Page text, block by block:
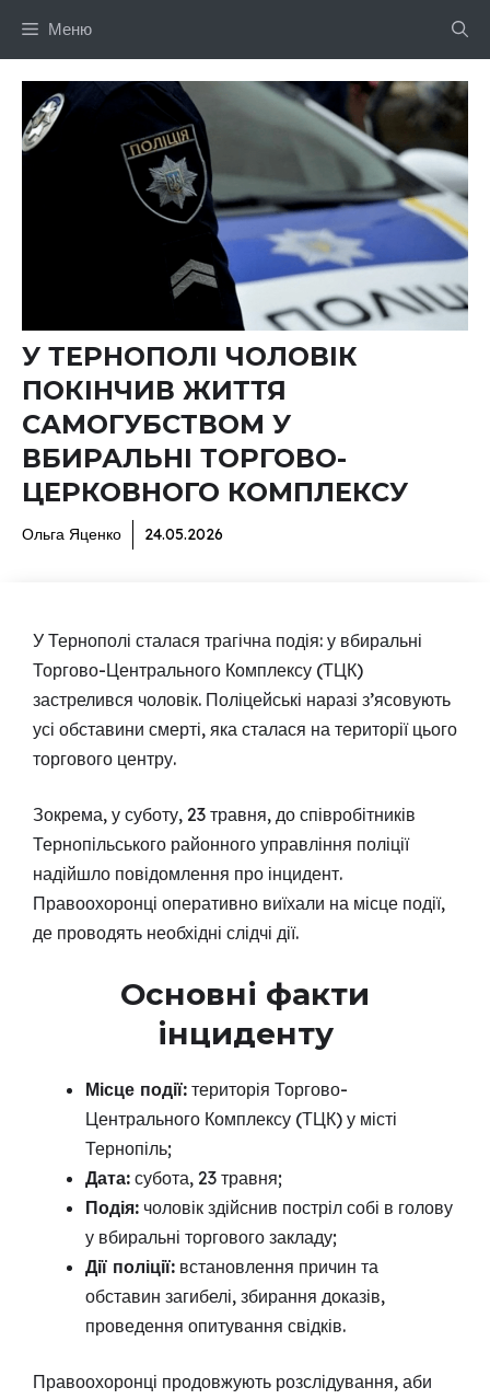
Меню
У ТЕРНОПОЛІ ЧОЛОВІК
ПОКІНЧИВ ЖИТТЯ
САМОГУБСТВОМ У
ВБИРАЛЬНІ ТОРГОВО-
ЦЕРКОВНОГО КОМПЛЕКСУ
Ольга Яценко 24.05.2026
У Тернополі сталася трагічна подія: у вбиральні
Торгово-Центрального Комплексу (ТЦК)
застрелився чоловік. Поліцейські наразі з’ясовують
усі обставини смерті, яка сталася на території цього
торгового центру.
Зокрема, у суботу, 23 травня, до співробітників
Тернопільського районного управління поліції
надійшло повідомлення про інцидент.
Правоохоронці оперативно виїхали на місце події,
де проводять необхідні слідчі дії.
Основні факти
інциденту
Місце події: територія Торгово-
Центрального Комплексу (ТЦК) у місті
Тернопіль;
Дата: субота, 23 травня;
Подія: чоловік здійснив постріл собі в голову
у вбиральні торгового закладу;
Дії поліції: встановлення причин та
обставин загибелі, збирання доказів,
проведення опитування свідків.
Правоохоронці продовжують розслідування, аби